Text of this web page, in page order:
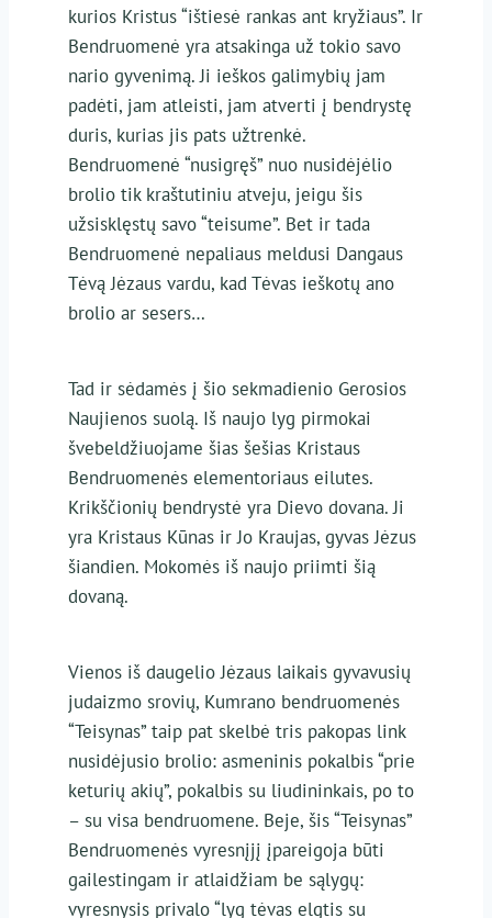
kurios Kristus “ištiesė rankas ant kryžiaus”. Ir
Bendruomenė yra atsakinga už tokio savo
nario gyvenimą. Ji ieškos galimybių jam
padėti, jam atleisti, jam atverti į bendrystę
duris, kurias jis pats užtrenkė.
Bendruomenė “nusigręš” nuo nusidėjėlio
brolio tik kraštutiniu atveju, jeigu šis
užsisklęstų savo “teisume”. Bet ir tada
Bendruomenė nepaliaus meldusi Dangaus
Tėvą Jėzaus vardu, kad Tėvas ieškotų ano
brolio ar sesers…
Tad ir sėdamės į šio sekmadienio Gerosios
Naujienos suolą. Iš naujo lyg pirmokai
švebeldžiuojame šias šešias Kristaus
Bendruomenės elementoriaus eilutes.
Krikščionių bendrystė yra Dievo dovana. Ji
yra Kristaus Kūnas ir Jo Kraujas, gyvas Jėzus
šiandien. Mokomės iš naujo priimti šią
dovaną.
Vienos iš daugelio Jėzaus laikais gyvavusių
judaizmo srovių, Kumrano bendruomenės
“Teisynas” taip pat skelbė tris pakopas link
nusidėjusio brolio: asmeninis pokalbis “prie
keturių akių”, pokalbis su liudininkais, po to
– su visa bendruomene. Beje, šis “Teisynas”
Bendruomenės vyresnįjį įpareigoja būti
gailestingam ir atlaidžiam be sąlygų:
vyresnysis privalo “lyg tėvas elgtis su